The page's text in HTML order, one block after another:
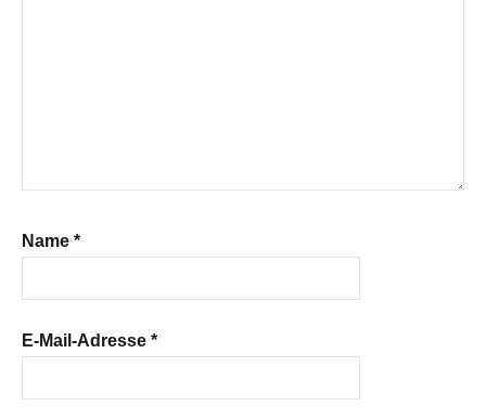
Name *
E-Mail-Adresse *